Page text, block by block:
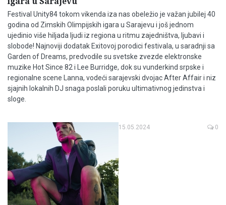
Festival Unity84 tokom vikenda iza nas obeležio je važan jubilej 40
godina od Zimskih Olimpijskih igara u Sarajevu i još jednom
ujedinio više hiljada ljudi iz regiona u ritmu zajedništva, ljubavi i
slobode! Najnoviji dodatak Exitovoj porodici festivala, u saradnji sa
Garden of Dreams, predvodile su svetske zvezde elektronske
muzike Hot Since 82 i Lee Burridge, dok su vunderkind srpske i
regionalne scene Lanna, vodeći sarajevski dvojac After Affair i niz
sjajnih lokalnih DJ snaga poslali poruku ultimativnog jedinstva i
sloge.
15.05.2024 0